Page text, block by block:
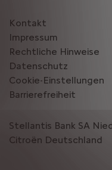
Kontakt
Impressum
Rechtliche Hinweise
Datenschutz
Cookie-Einstellungen
Barrierefreiheit
Stellantis Bank SA
Citroën‎ Deutschland